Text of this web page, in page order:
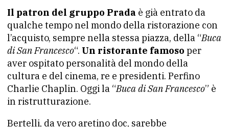
Il patron del gruppo Prada è già entrato da
qualche tempo nel mondo della ristorazione con
l’acquisto, sempre nella stessa piazza, della “Buca
di San Francesco“. Un ristorante famoso per
aver ospitato personalità del mondo della
cultura e del cinema, re e presidenti. Perfino
Charlie Chaplin. Oggi la “Buca di San Francesco” è
in ristrutturazione.
Bertelli, da vero aretino doc, sarebbe